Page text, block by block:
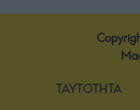
TAYTOTHTA